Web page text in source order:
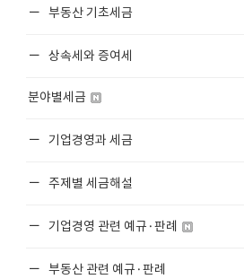
부동산 기초세금
상속세와 증여세
분야별세금
기업경영과 세금
주제별 세금해설
기업경영 관련 예규·판례
부동산 관련 예규·판례